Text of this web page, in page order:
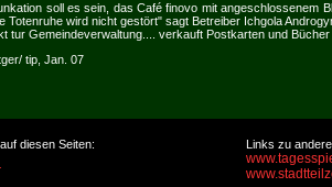
soll es sein, das Café finovo mit angeschlossenem
Totenruhe wird nicht gestört" sagt Betreiber Ichgola
tur Gemeindeverwaltung.... verkauft Postkarten und
tip, Jan. 07
diesen Seiten: Links zu